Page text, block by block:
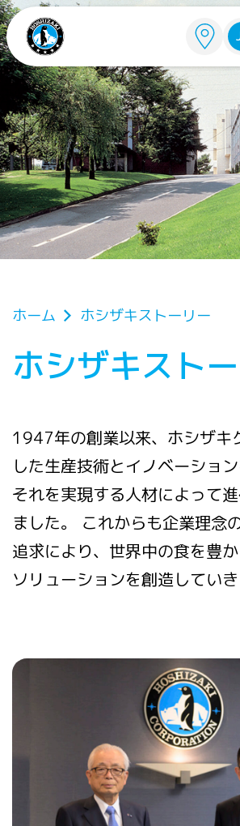
メインコンテンツに移動
パンくず
ホーム ホシザキストーリー
ホシザキスト
1947年の創業以来、ホシザキ
した生産技術とイノベーション
それを実現する人材によって
ました。 これからも企業理念
追求により、世界中の食を豊
ソリューションを創造していき